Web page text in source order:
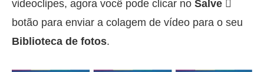
videoclipes, agora você pode clicar no Salve 
botão para enviar a colagem de vídeo para o seu
Biblioteca de fotos.